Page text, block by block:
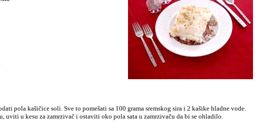
pola kašičice soli. Sve to pomešati sa 100 grama sremskog sira i 2 kašike hladne vode.
uviti u kesu za zamrzivač i ostaviti oko pola sata u zamrzivaču da bi se ohladilo.